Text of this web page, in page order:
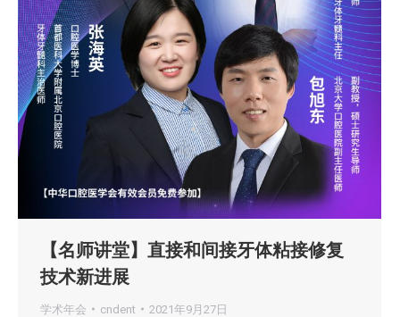
【名师讲堂】直接和间接牙体粘接修复
技术新进展
学术年会 cndent 2021年9月27日